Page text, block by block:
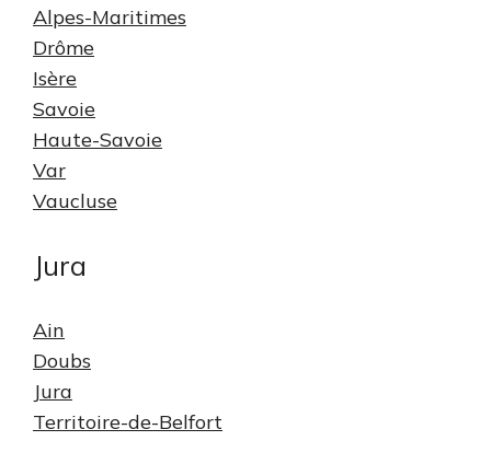
Alpes-Maritimes
Drôme
Isère
Savoie
Haute-Savoie
Var
Vaucluse
Jura
Ain
Doubs
Jura
Territoire-de-Belfort